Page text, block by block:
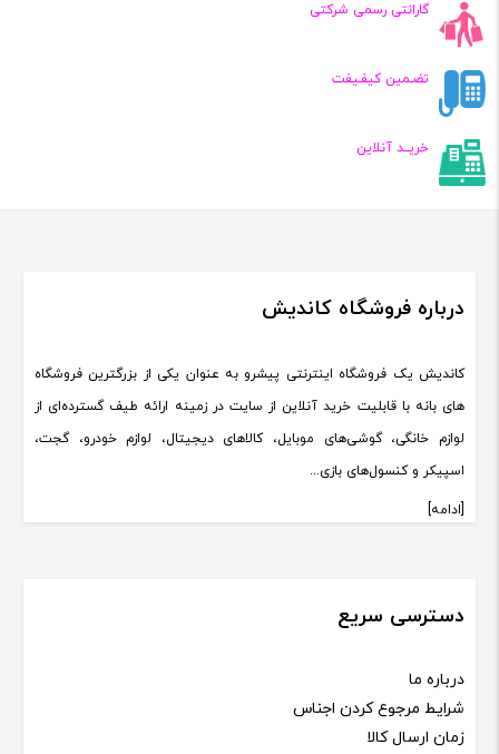
گارانتی رسمی شرکتی
تضـمین کیفـیفت
خریــد آنلاین
درباره فروشگاه کاندیش
کاندیش یک فروشگاه اینترنتی پیشرو به عنوان یکی از بزرگترین فروشگاه
های بانه با قابلیت خرید آنلاین از سایت در زمینه ارائه طیف گسترده‌ای از
لوازم خانگی، گوشی‌های موبایل، کالاهای دیجیتال، لوازم خودرو، گجت،
اسپیکر و کنسول‌های بازی...
[ادامه]
دسترسی سریع
درباره ما
شرایط مرجوع کردن اجناس
زمان ارسال کالا